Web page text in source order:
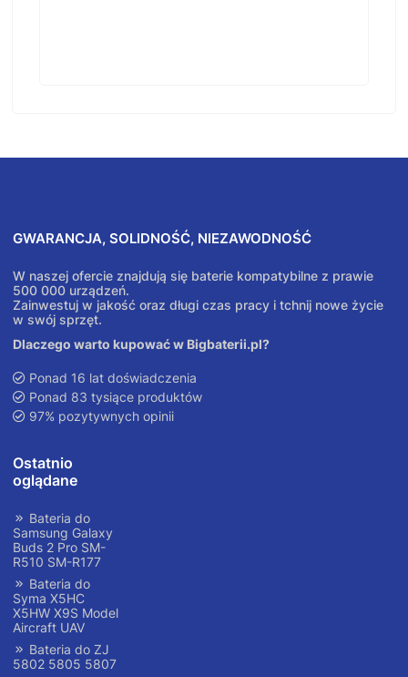
GWARANCJA, SOLIDNOŚĆ, NIEZAWODNOŚĆ
W naszej ofercie znajdują się baterie kompatybilne z prawie
500 000 urządzeń.
Zainwestuj w jakość oraz długi czas pracy i tchnij nowe życie
w swój sprzęt.
Dlaczego warto kupować w Bigbaterii.pl?
Ponad 16 lat doświadczenia
Ponad 83 tysiące produktów
97% pozytywnych opinii
Ostatnio
oglądane
Bateria do
Samsung Galaxy
Buds 2 Pro SM-
R510 SM-R177
Bateria do
Syma X5HC
X5HW X9S Model
Aircraft UAV
Bateria do ZJ
5802 5805 5807